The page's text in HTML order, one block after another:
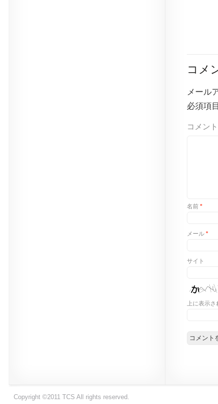
コメ
メール
必須項
コメント
名前 *
メール *
サイト
上に表示
Copyright ©2011 TCS All rights reserved.